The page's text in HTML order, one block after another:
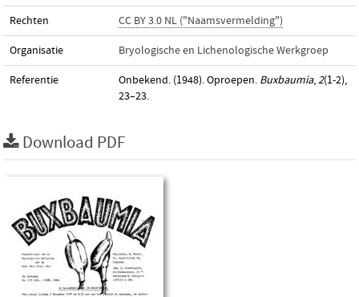
Rechten CC BY 3.0 NL ("Naamsvermelding")
Organisatie Bryologische en Lichenologische Werkgroep
Referentie Onbekend. (1948). Oproepen. Buxbaumia,2(1-2),
23–23.
Download PDF